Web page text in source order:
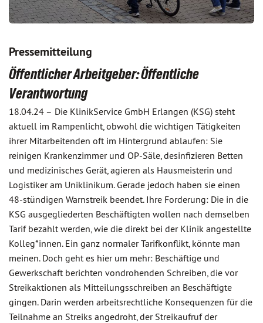
Pressemitteilung
Öffentlicher Arbeitgeber: Öffentliche
Verantwortung
18.04.24 – Die KlinikService GmbH Erlangen (KSG) steht
aktuell im Rampenlicht, obwohl die wichtigen Tätigkeiten
ihrer Mitarbeitenden oft im Hintergrund ablaufen: Sie
reinigen Krankenzimmer und OP-Säle, desinfizieren Betten
und medizinisches Gerät, agieren als Hausmeisterin und
Logistiker am Uniklinikum. Gerade jedoch haben sie einen
48-stündigen Warnstreik beendet. Ihre Forderung: Die in die
KSG ausgegliederten Beschäftigten wollen nach demselben
Tarif bezahlt werden, wie die direkt bei der Klinik angestellte
Kolleg*innen. Ein ganz normaler Tarifkonflikt, könnte man
meinen. Doch geht es hier um mehr: Beschäftige und
Gewerkschaft berichten vondrohenden Schreiben, die vor
Streikaktionen als Mitteilungsschreiben an Beschäftigte
gingen. Darin werden arbeitsrechtliche Konsequenzen für die
Teilnahme an Streiks angedroht, der Streikaufruf der